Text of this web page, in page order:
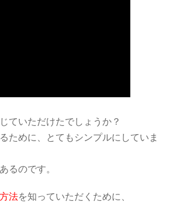
ていただけたでしょうか？
ために、とてもシンプルにしていま
るのです。
法を知っていただくために、